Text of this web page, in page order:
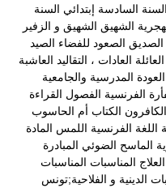
السنة السادسة إبتدائي السنة
الشهيق الشهيق و الزفير
الصديق الصعود للفضاء الصيد
العائلة العادات ، التقاليد العاشبة
العودة المدرسية والجامعية
الفرنسية الفصول القراءة
الكافرون الكتاب أم الحاسوب
اللغة الفرنسية اللمس المادة
الماسح الضوئي المبادرة
المناسبات المناسبات
الدينية و الفلاحية;تونس